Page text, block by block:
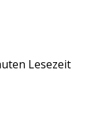
Lesezeit